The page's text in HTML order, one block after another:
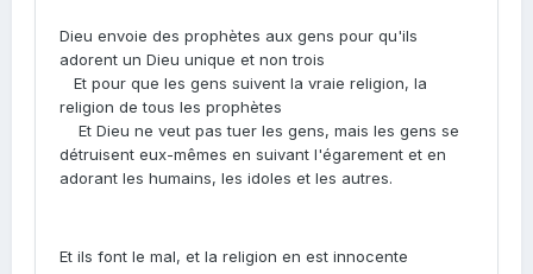
Dieu envoie des prophètes aux gens pour qu'ils
adorent un Dieu unique et non trois
Et pour que les gens suivent la vraie religion, la
religion de tous les prophètes
Et Dieu ne veut pas tuer les gens, mais les gens se
détruisent eux-mêmes en suivant l'égarement et en
adorant les humains, les idoles et les autres.
Et ils font le mal, et la religion en est innocente